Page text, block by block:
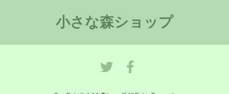
小さな森ショップ